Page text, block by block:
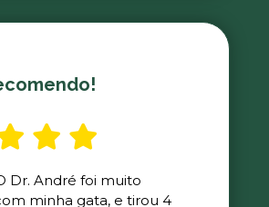
Dr. André foi muito
minha gata, e tirou 4